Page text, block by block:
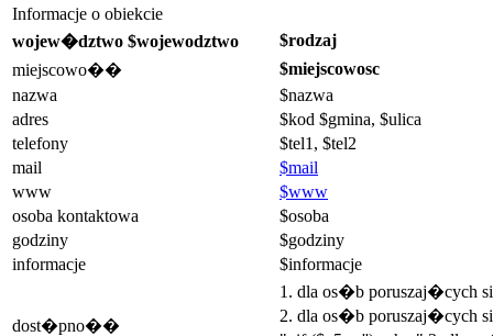
Informacje o obiekcie
wojew�dztwo $wojewodztwo
$rodzaj
miejscowo��
$miejscowosc
nazwa
$nazwa
adres
$kod $gmina, $ulica
telefony
$tel1, $tel2
mail
$mail
www
$www
osoba kontaktowa
$osoba
godziny
$godziny
informacje
$informacje
dost�pno��
1. dla os�b poruszaj�cych
2. dla os�b poruszaj�cych